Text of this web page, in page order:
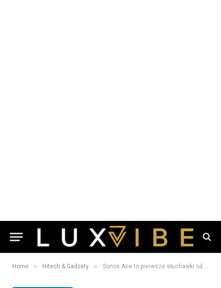
Home » Hitech & Gadżety » Sonos Ace to pierwsze słuchawki od marki Sonos